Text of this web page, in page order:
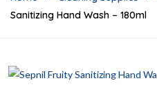
Sanitizing Hand Wash – 180ml